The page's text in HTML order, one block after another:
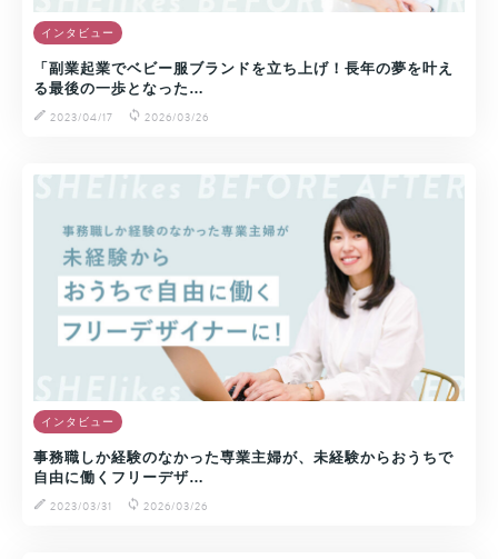
インタビュー
「副業起業でベビー服ブランドを立ち上げ！長年の夢を叶え
る最後の一歩となった…
2023/04/17
2026/03/26
インタビュー
事務職しか経験のなかった専業主婦が、未経験からおうちで
自由に働くフリーデザ…
2023/03/31
2026/03/26